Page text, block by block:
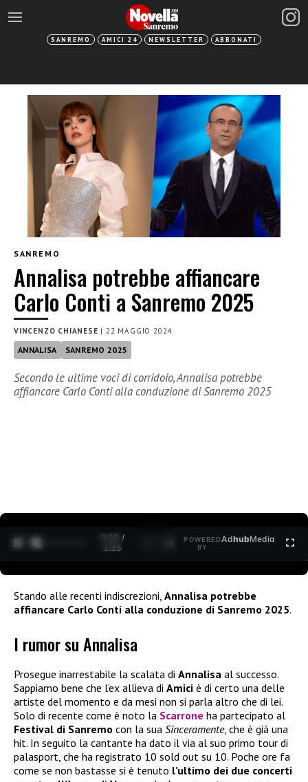
SANREMO AMICI 24 NEWSLETTER ABBONATI
SANREMO
Annalisa potrebbe affiancare
Carlo Conti a Sanremo 2025
VINCENZO CHIANESE |22 MAGGIO 2024
ANNALISA SANREMO 2025
Secondo le ultime voci di corridoio, Annalisa potrebbe
affiancare Carlo Conti alla conduzione di Sanremo 2025
0:22 /
3:35
POWERED
BY
AdhubMedia
Stando alle recenti indiscrezioni, Annalisa potrebbe
affiancare Carlo Conti alla conduzione di Sanremo 2025.
I rumor su Annalisa
Prosegue inarrestabile la scalata di Annalisa al successo.
Sappiamo bene che l’ex allieva di Amici è di certo una delle
artiste del momento e da mesi non si parla altro che di lei.
Solo di recente come è noto la Scarrone ha partecipato al
Festival di Sanremo con la sua Sinceramente, che è già una
hit. In seguito la cantante ha dato il via al suo primo tour di
palasport, che ha registrato 10 sold out su 10. Poche ore fa
come se non bastasse si è tenuto l’ultimo dei due concerti